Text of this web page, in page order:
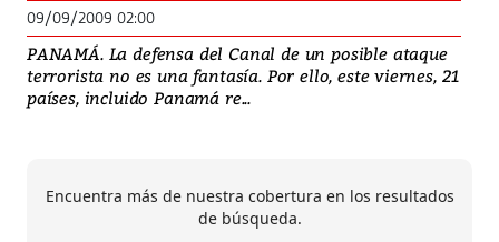
09/09/2009 02:00
PANAMÁ. La defensa del Canal de un posible ataque
terrorista no es una fantasía. Por ello, este viernes, 21
países, incluido Panamá re...
Encuentra más de nuestra cobertura en los resultados
de búsqueda.